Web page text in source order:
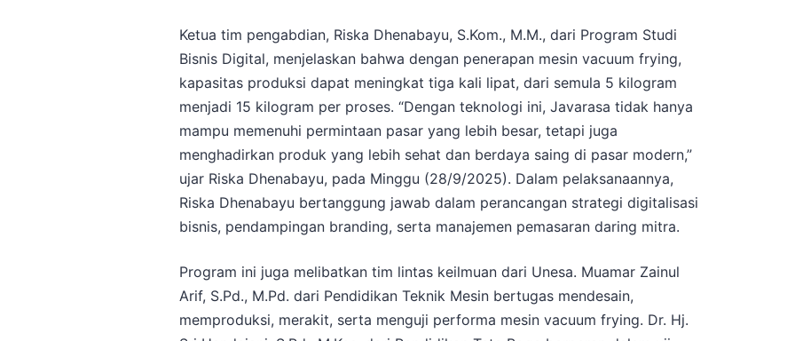
Ketua tim pengabdian, Riska Dhenabayu, S.Kom., M.M., dari Program Studi
Bisnis Digital, menjelaskan bahwa dengan penerapan mesin vacuum frying,
kapasitas produksi dapat meningkat tiga kali lipat, dari semula 5 kilogram
menjadi 15 kilogram per proses. “Dengan teknologi ini, Javarasa tidak hanya
mampu memenuhi permintaan pasar yang lebih besar, tetapi juga
menghadirkan produk yang lebih sehat dan berdaya saing di pasar modern,”
ujar Riska Dhenabayu, pada Minggu (28/9/2025). Dalam pelaksanaannya,
Riska Dhenabayu bertanggung jawab dalam perancangan strategi digitalisasi
bisnis, pendampingan branding, serta manajemen pemasaran daring mitra.
Program ini juga melibatkan tim lintas keilmuan dari Unesa. Muamar Zainul
Arif, S.Pd., M.Pd. dari Pendidikan Teknik Mesin bertugas mendesain,
memproduksi, merakit, serta menguji performa mesin vacuum frying. Dr. Hj.